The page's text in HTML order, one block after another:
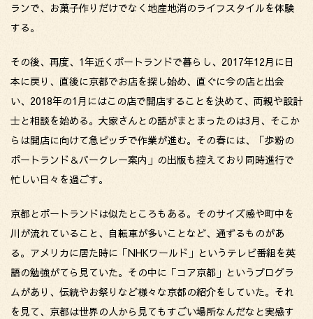
ランで、お菓子作りだけでなく地産地消のライフスタイルを体験
する。
その後、再度、1年近くポートランドで暮らし、2017年12月に日
本に戻り、直後に京都でお店を探し始め、直ぐに今の店と出会
い、2018年の1月にはこの店で開店することを決めて、両親や設計
士と相談を始める。大家さんとの話がまとまったのは3月、そこか
らは開店に向けて急ピッチで作業が進む。その春には、「歩粉の
ポートランド＆バークレー案内」の出版も控えており同時進行で
忙しい日々を過ごす。
京都とポートランドは似たところもある。そのサイズ感や町中を
川が流れていること、自転車が多いことなど、通ずるものがあ
る。アメリカに居た時に「NHKワールド」というテレビ番組を英
語の勉強がてら見ていた。その中に「コア京都」というプログラ
ムがあり、伝統やお祭りなど様々な京都の紹介をしていた。それ
を見て、京都は世界の人から見てもすごい場所なんだなと実感す